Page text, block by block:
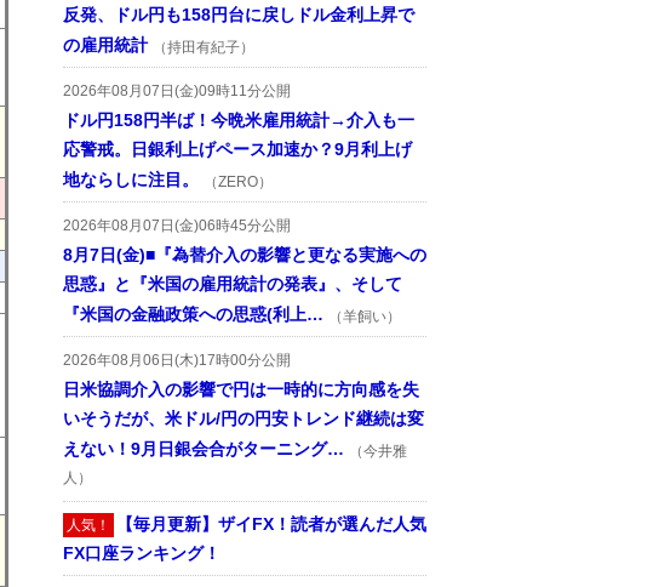
反発、ドル円も158円台に戻しドル金利上昇で
の雇用統計
（持田有紀子）
2026年08月07日(金)09時11分公開
ドル円158円半ば！今晩米雇用統計→介入も一
応警戒。日銀利上げペース加速か？9月利上げ
地ならしに注目。
（ZERO）
2026年08月07日(金)06時45分公開
8月7日(金)■『為替介入の影響と更なる実施への
思惑』と『米国の雇用統計の発表』、そして
『米国の金融政策への思惑(利上…
（羊飼い）
2026年08月06日(木)17時00分公開
日米協調介入の影響で円は一時的に方向感を失
いそうだが、米ドル/円の円安トレンド継続は変
えない！9月日銀会合がターニング…
（今井雅
人）
人気！ 【毎月更新】ザイFX！読者が選んだ人気
FX口座ランキング！